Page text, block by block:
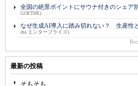
全国の絶景ポイントにサウナ付きのシェア
GOETHE)
なぜ生成AI導入に踏み切れない？ 生産性
dia エンタープライズ)
最新の投稿
そもそも